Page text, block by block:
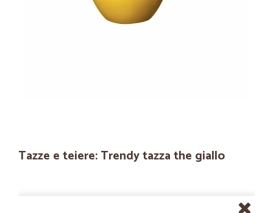
Tazze e teiere: Trendy tazza the giallo